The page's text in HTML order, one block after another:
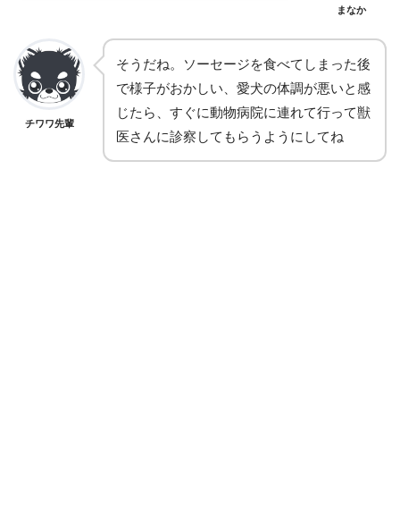
まなか
チワワ先輩
そうだね。ソーセージを食べてしまった後
で様子がおかしい、愛犬の体調が悪いと感
じたら、すぐに動物病院に連れて行って獣
医さんに診察してもらうようにしてね